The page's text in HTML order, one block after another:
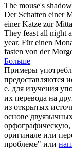
The mouse's
Der Schatten einer
einer Katze zur
They feast all night
year. Für einen
fasten von der
Больше
Примеры
предоставляются
е. для изучения
их перевода на
из открытых
основе
оригинале или
проблеме" или